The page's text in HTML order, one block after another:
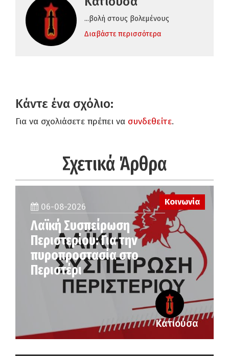
...βολή στους βολεμένους
Διαβάστε περισσότερα
Κάντε ένα σχόλιο:
Για να σχολιάσετε πρέπει να συνδεθείτε.
Σχετικά Άρθρα
Κοινωνία
06-08-2026
Λαϊκή Συσπείρωση
Περιστερίου: Για την
πυροπροστασία στο
Περιστέρι
Κατιούσα